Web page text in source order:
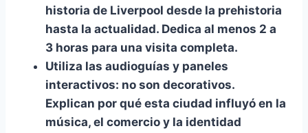
historia de Liverpool desde la prehistoria
hasta la actualidad. Dedica al menos 2 a
3 horas para una visita completa.
Utiliza las audioguías y paneles
interactivos: no son decorativos.
Explican por qué esta ciudad influyó en la
música, el comercio y la identidad